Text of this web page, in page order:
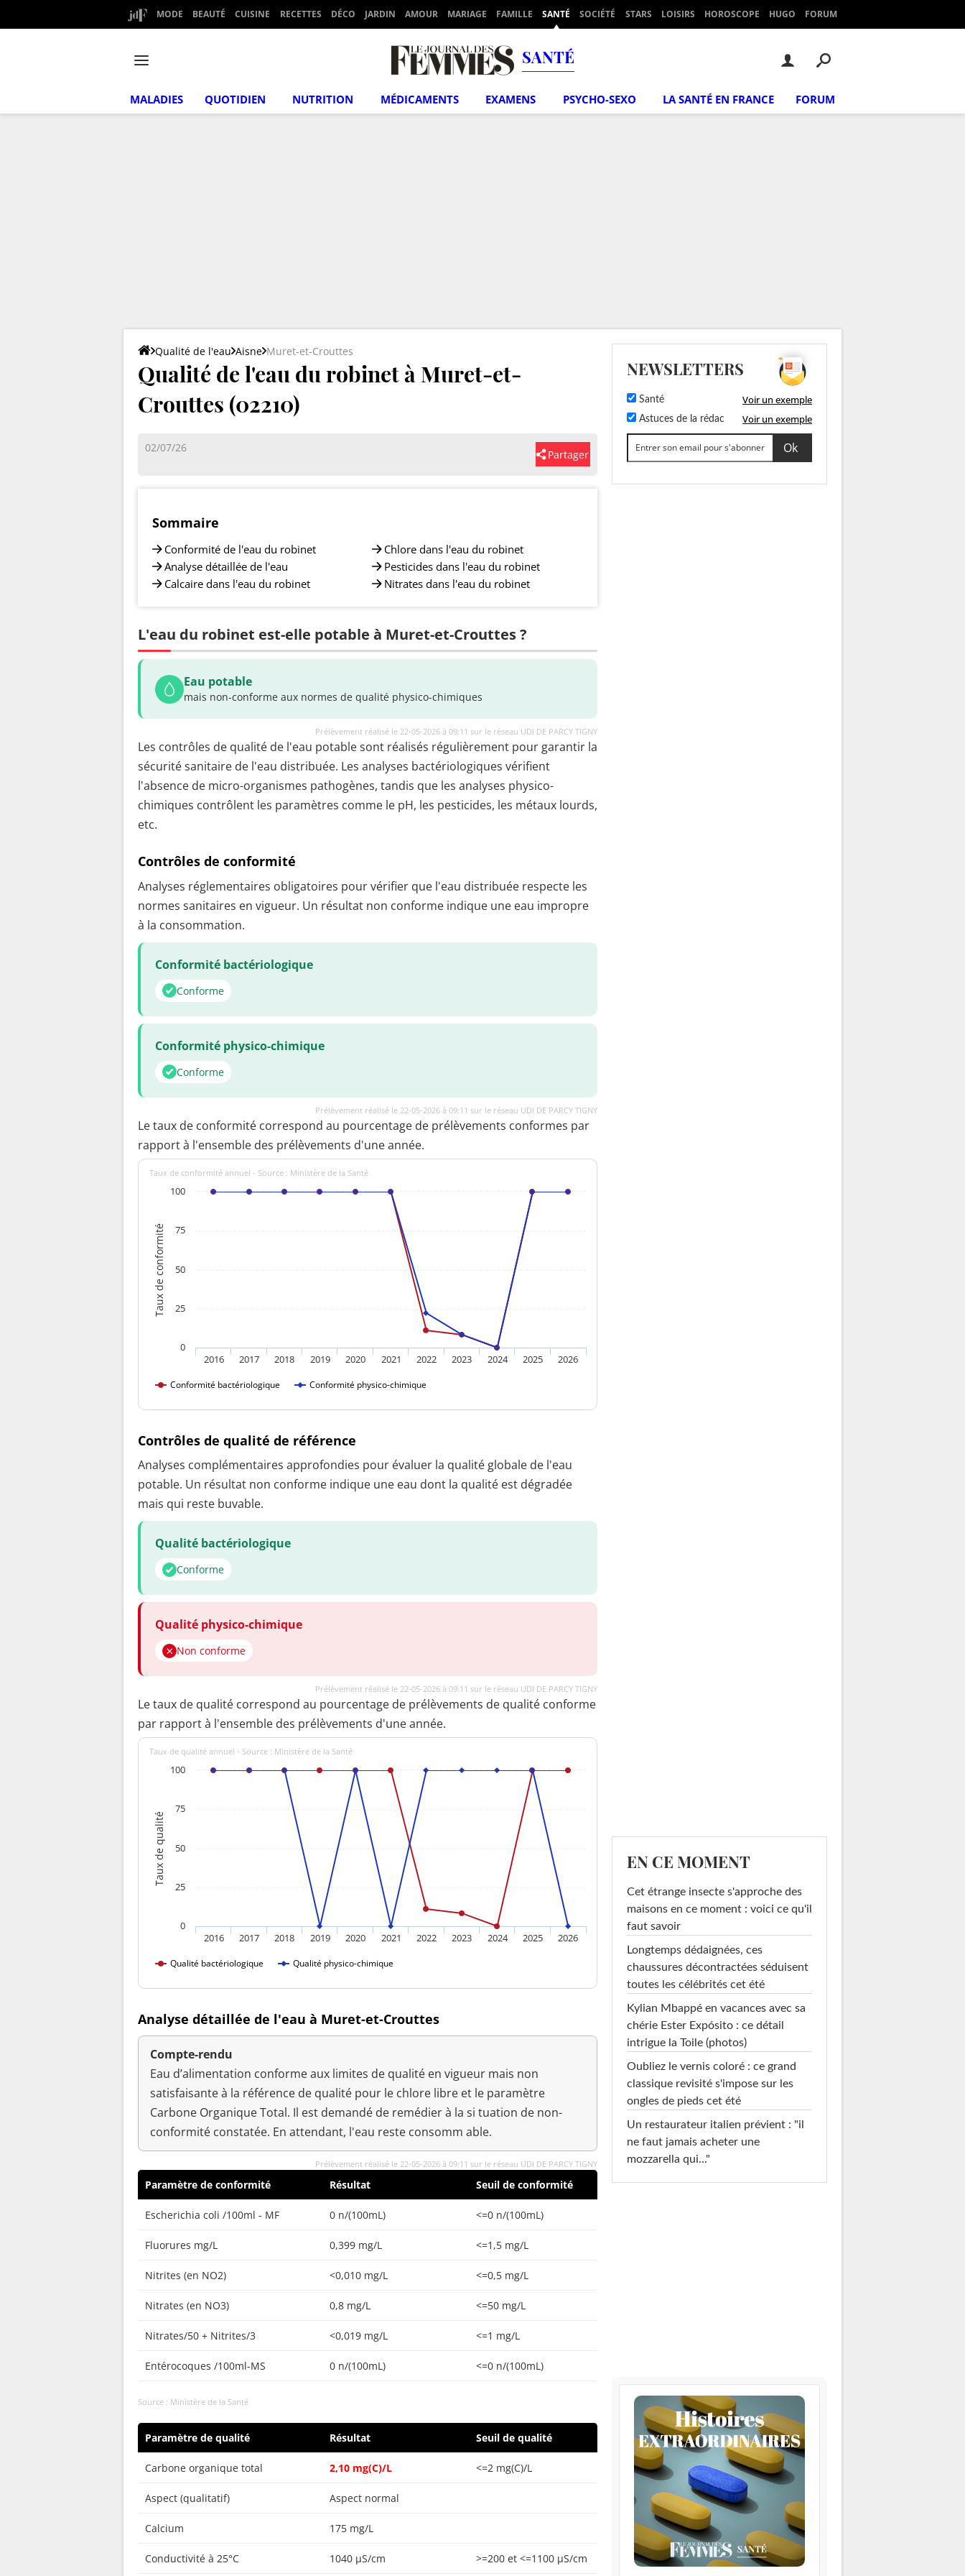
MODE BEAUTÉ CUISINE RECETTES DÉCO JARDIN AMOUR MARIAGE FAMILLE SANTÉ SOCIÉTÉ STARS LOISIRS HOROSCOPE HUGO FORUM
SANTÉ
MALADIES QUOTIDIEN NUTRITION MÉDICAMENTS EXAMENS PSYCHO-SEXO LA SANTÉ EN FRANCE FORUM
Qualité de l'eau Aisne Muret-et-Crouttes
Qualité de l'eau du robinet à Muret-et-
Crouttes (02210)
02/07/26
Partager
Sommaire
Conformité de l'eau du robinet
Analyse détaillée de l'eau
Calcaire dans l'eau du robinet
Chlore dans l'eau du robinet
Pesticides dans l'eau du robinet
Nitrates dans l'eau du robinet
L'eau du robinet est-elle potable à Muret-et-Crouttes ?
Eau potable
mais non-conforme aux normes de qualité physico-chimiques
Prélèvement réalisé le 22-05-2026 à 09:11 sur le réseau UDI DE PARCY TIGNY
Les contrôles de qualité de l'eau potable sont réalisés régulièrement pour garantir la
sécurité sanitaire de l'eau distribuée. Les analyses bactériologiques vérifient
l'absence de micro-organismes pathogènes, tandis que les analyses physico-
chimiques contrôlent les paramètres comme le pH, les pesticides, les métaux lourds,
etc.
Contrôles de conformité
Analyses réglementaires obligatoires pour vérifier que l'eau distribuée respecte les
normes sanitaires en vigueur. Un résultat non conforme indique une eau impropre
à la consommation.
Conformité bactériologique
Conforme
Conformité physico-chimique
Conforme
Prélèvement réalisé le 22-05-2026 à 09:11 sur le réseau UDI DE PARCY TIGNY
Le taux de conformité correspond au pourcentage de prélèvements conformes par
rapport à l'ensemble des prélèvements d'une année.
Taux de conformité
Taux de conformité annuel - Source : Ministère de la Santé
Conformité bactériologique Conformité physico-chimique
2016 2017 2018 2019 2020 2021 2022 2023 2024 2025 2026
0
25
50
75
100
Contrôles de qualité de référence
Analyses complémentaires approfondies pour évaluer la qualité globale de l'eau
potable. Un résultat non conforme indique une eau dont la qualité est dégradée
mais qui reste buvable.
Qualité bactériologique
Conforme
Qualité physico-chimique
Non conforme
Prélèvement réalisé le 22-05-2026 à 09:11 sur le réseau UDI DE PARCY TIGNY
Le taux de qualité correspond au pourcentage de prélèvements de qualité conforme
par rapport à l'ensemble des prélèvements d'une année.
Taux de qualité
Taux de qualité annuel - Source : Ministère de la Santé
Qualité bactériologique Qualité physico-chimique
2016 2017 2018 2019 2020 2021 2022 2023 2024 2025 2026
0
25
50
75
100
Analyse détaillée de l'eau à Muret-et-Crouttes
Compte-rendu
Eau d’alimentation conforme aux limites de qualité en vigueur mais non
satisfaisante à la référence de qualité pour le chlore libre et le paramètre
Carbone Organique Total. Il est demandé de remédier à la si tuation de non-
conformité constatée. En attendant, l'eau reste consomm able.
Prélèvement réalisé le 22-05-2026 à 09:11 sur le réseau UDI DE PARCY TIGNY
Paramètre de conformité Résultat Seuil de conformité
Escherichia coli /100ml - MF 0 n/(100mL) <=0 n/(100mL)
Fluorures mg/L 0,399 mg/L <=1,5 mg/L
Nitrites (en NO2) <0,010 mg/L <=0,5 mg/L
Nitrates (en NO3) 0,8 mg/L <=50 mg/L
Nitrates/50 + Nitrites/3 <0,019 mg/L <=1 mg/L
Entérocoques /100ml-MS 0 n/(100mL) <=0 n/(100mL)
Source : Ministère de la Santé
Paramètre de qualité Résultat Seuil de qualité
Carbone organique total 2,10 mg(C)/L <=2 mg(C)/L
Aspect (qualitatif) Aspect normal
Calcium 175 mg/L
Conductivité à 25°C 1040 µS/cm >=200 et <=1100 µS/cm
NEWSLETTERS
Santé Voir un exemple
Astuces de la rédac Voir un exemple
EN CE MOMENT
Cet étrange insecte s'approche des
maisons en ce moment : voici ce qu'il
faut savoir
Longtemps dédaignées, ces
chaussures décontractées séduisent
toutes les célébrités cet été
Kylian Mbappé en vacances avec sa
chérie Ester Expósito : ce détail
intrigue la Toile (photos)
Oubliez le vernis coloré : ce grand
classique revisité s'impose sur les
ongles de pieds cet été
Un restaurateur italien prévient : "il
ne faut jamais acheter une
mozzarella qui..."